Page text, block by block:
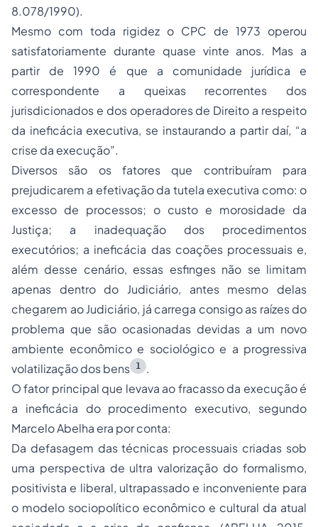
8.078/1990).
Mesmo com toda rigidez o CPC de 1973 operou
satisfatoriamente durante quase vinte anos. Mas a
partir de 1990 é que a comunidade jurídica e
correspondente a queixas recorrentes dos
jurisdicionados e dos operadores de Direito a respeito
da ineficácia executiva, se instaurando a partir daí, “a
crise da execução”.
Diversos são os fatores que contribuíram para
prejudicarem a efetivação da tutela executiva como: o
excesso de processos; o custo e morosidade da
Justiça; a inadequação dos procedimentos
executórios; a ineficácia das coações processuais e,
além desse cenário, essas esfinges não se limitam
apenas dentro do Judiciário, antes mesmo delas
chegarem ao Judiciário, já carrega consigo as raízes do
problema que são ocasionadas devidas a um novo
ambiente econômico e sociológico e a progressiva
volatilização dos bens
1
.
O fator principal que levava ao fracasso da execução é
a ineficácia do procedimento executivo, segundo
Marcelo Abelha era por conta:
Da defasagem das técnicas processuais criadas sob
uma perspectiva de ultra valorização do formalismo,
positivista e liberal, ultrapassado e inconveniente para
o modelo sociopolítico econômico e cultural da atual